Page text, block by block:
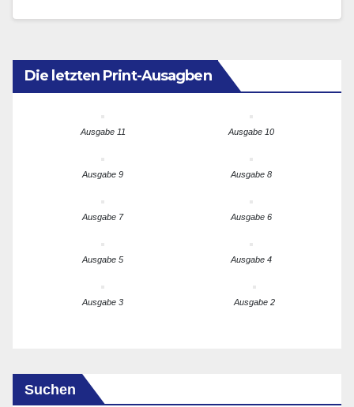
Die letzten Print-Ausagben
Ausgabe 11 Ausgabe 10
Ausgabe 9 Ausgabe 8
Ausgabe 7 Ausgabe 6
Ausgabe 5 Ausgabe 4
Ausgabe 3 Ausgabe 2
Suchen